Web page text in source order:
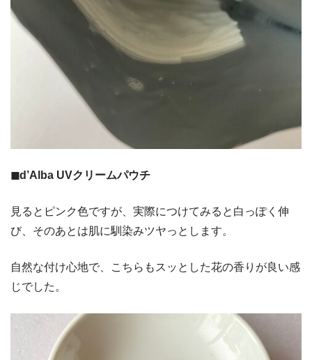
◼︎d’Alba UVクリームパウチ
見るとピンク色ですが、実際につけてみると白っぽく伸
び、そのあとは肌に馴染みツヤっとします。
自然な付け心地で、こちらもスッとした花の香りが良い感
じでした。